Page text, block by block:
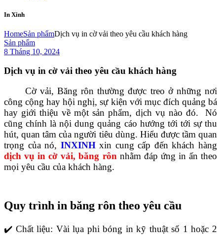
In Xinh
HomeSản phẩmDịch vụ in cờ vải theo yêu cầu khách hàng
Sản phẩm
8 Tháng 10, 2024
Dịch vụ in cờ vải theo yêu cầu khách hàng
Cờ vải, Băng rôn thường được treo ở những nơi
công cộng hay hội nghị, sự kiện với mục đích quảng bá
hay giới thiệu về một sản phẩm, dịch vụ nào đó. Nó
cũng chính là nội dung quảng cáo hướng tới tới sự thu
hút, quan tâm của người tiêu dùng. Hiểu được tầm quan
trọng của nó, INXINHxin cung cấp đến khách hàng
dịch vụ in cờ vải, băng rôn nhằm đáp ứng in ấn theo
mọi yêu cầu của khách hàng.
Quy trình in băng rôn theo yêu cầu
✔️ Chất liệu: Vài lụa phi bóng in kỹ thuật số 1 hoặc 2